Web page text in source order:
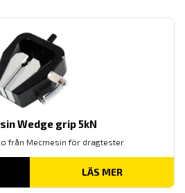
Wedge grip 5kN
från Mecmesin för dragtester
LÄS MER